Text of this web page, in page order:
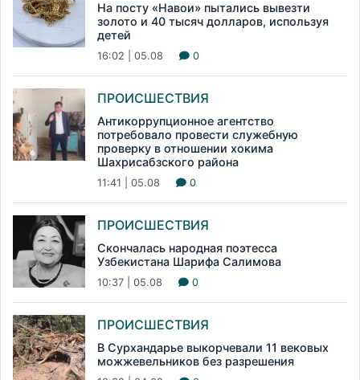
На посту «Навои» пытались вывезти
золото и 40 тысяч долларов, используя
детей
16:02 | 05.08 0
ПРОИСШЕСТВИЯ
Антикоррупционное агентство
потребовало провести служебную
проверку в отношении хокима
Шахрисабзского района
11:41 | 05.08 0
ПРОИСШЕСТВИЯ
Скончалась народная поэтесса
Узбекистана Шарифа Салимова
10:37 | 05.08 0
ПРОИСШЕСТВИЯ
В Сурхандарье выкорчевали 11 вековых
можжевельников без разрешения